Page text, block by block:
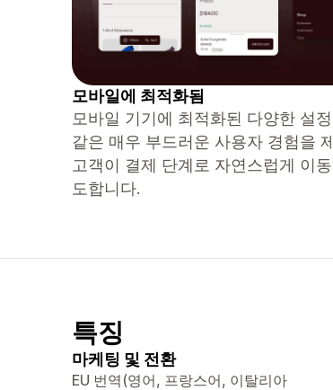
모바일에 최적화됨
모바일 기기에 최적화된 다양한 설
같은 매우 부드러운 사용자 경험을
고객이 결제 단계로 자연스럽게 이
도합니다.
특징
마케팅 및 전환
EU 번역(영어, 프랑스어, 이탈리아